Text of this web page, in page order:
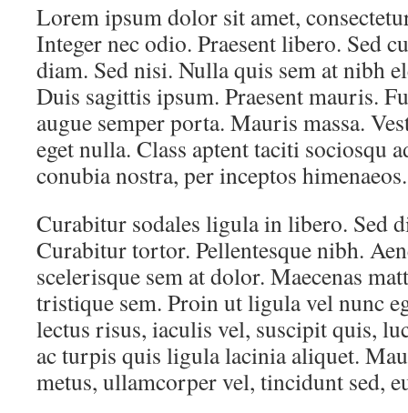
Lorem ipsum dolor sit amet,
Integer nec odio. Praesent libero. Sed
diam. Sed nisi. Nulla quis sem at nibh
Duis sagittis ipsum. Praesent mauris.
augue semper porta. Mauris massa.
eget nulla. Class aptent taciti sociosqu
conubia nostra, per inceptos himenaeos.
Curabitur sodales ligula in libero. Sed
Curabitur tortor. Pellentesque nibh.
scelerisque sem at dolor. Maecenas
tristique sem. Proin ut ligula vel nunc
lectus risus, iaculis vel, suscipit quis,
ac turpis quis ligula lacinia aliquet.
metus, ullamcorper vel, tincidunt sed,